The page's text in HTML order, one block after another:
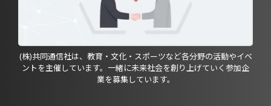
(株)共同通信社は、教育・文化・スポーツなど各分野の活動やイベ
ントを主催しています。一緒に未来社会を創り上げていく参加企
業を募集しています。